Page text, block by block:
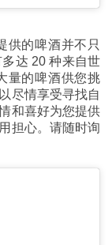
供的啤酒并不只
达 20 种来自世
量的啤酒供您挑
尽情享受寻找自
和喜好为您提供
担心。请随时询